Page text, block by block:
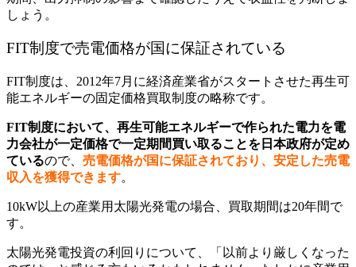
しょう。
FIT制度で売電価格が国に保証されている
FIT制度は、2012年7月に経済産業省がスタートさせた再生可
能エネルギーの固定価格買取制度の略称です。
FIT制度において、再生可能エネルギーで作られた電力を電
力会社が一定価格で一定期間買い取ることを日本政府が定め
ているので、 売電価格が国に保証されており、安定した売電
収入を獲得できます。
10kW以上の産業用太陽光発電の場合、買取期間は20年間で
す。
太陽光発電投資の利回りについて、「以前より厳しくなった